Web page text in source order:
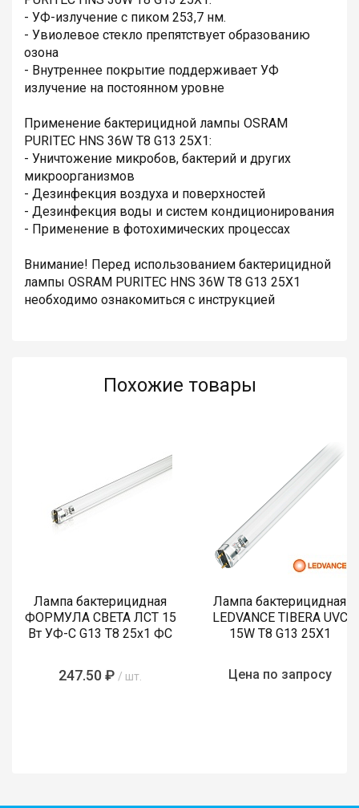
- УФ-излучение с пиком 253,7 нм.
- Увиолевое стекло препятствует образованию
озона
- Внутреннее покрытие поддерживает УФ
излучение на постоянном уровне
Применение бактерицидной лампы OSRAM
PURITEC HNS 36W T8 G13 25X1:
- Уничтожение микробов, бактерий и других
микроорганизмов
- Дезинфекция воздуха и поверхностей
- Дезинфекция воды и систем кондиционирования
- Применение в фотохимических процессах
Внимание! Перед использованием бактерицидной
лампы OSRAM PURITEC HNS 36W T8 G13 25X1
необходимо ознакомиться с инструкцией
Похожие товары
Лампа бактерицидная
ФОРМУЛА СВЕТА ЛСТ 15
Вт УФ-С G13 T8 25х1 ФС
247.50 ₽ / шт.
Лампа бактерицидная
LEDVANCE TIBERA UVC
15W T8 G13 25X1
Цена по запросу